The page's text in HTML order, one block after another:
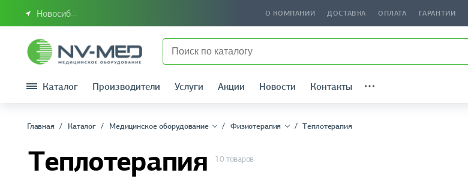
Новосибирск или Сибирский федеральный округ О КОМПАНИИ ДОСТАВКА ОПЛАТА ГАРАНТИИ
Каталог Производители Услуги Акции Новости Контакты
Главная Каталог Медицинское оборудование Физиотерапия Теплотерапия
Теплотерапия 10 товаров